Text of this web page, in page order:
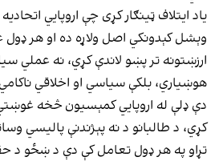
یاد ایتلاف ټینګار کړی چې اروپايي
وېشل کېدونکي اصل ولاړه ده او هر
ارزښتونه تر پښو لاندې کړي، نه عملي
هوښیاري، بلکې سیاسي او اخلاقي
دې ډلې له اروپايي کمېسیون څخه
کړي، د طالبانو د نه پېژندنې پالیسي
تړاو په هر ډول تعامل کې دې د ښځو د